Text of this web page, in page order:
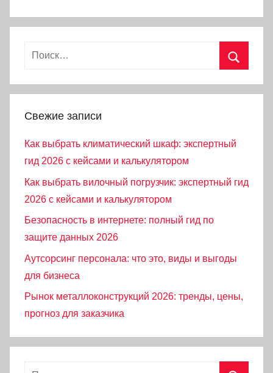
Найти:
Свежие записи
Как выбрать климатический шкаф: экспертный
гид 2026 с кейсами и калькулятором
Как выбрать вилочный погрузчик: экспертный гид
2026 с кейсами и калькулятором
Безопасность в интернете: полный гид по
защите данных 2026
Аутсорсинг персонала: что это, виды и выгоды
для бизнеса
Рынок металлоконструкций 2026: тренды, цены,
прогноз для заказчика
Найти: